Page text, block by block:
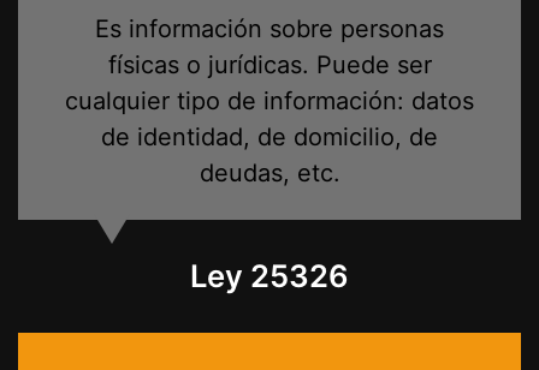
Es información sobre personas
físicas o jurídicas. Puede ser
cualquier tipo de información: datos
de identidad, de domicilio, de
deudas, etc.
Ley 25326